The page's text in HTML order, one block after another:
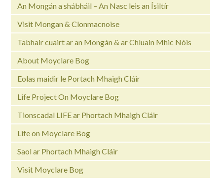
An Mongán a shábháil – An Nasc leis an Ísiltír
Visit Mongan & Clonmacnoise
Tabhair cuairt ar an Mongán & ar Chluain Mhic Nóis
About Moyclare Bog
Eolas maidir le Portach Mhaigh Cláir
Life Project On Moyclare Bog
Tionscadal LIFE ar Phortach Mhaigh Cláir
Life on Moyclare Bog
Saol ar Phortach Mhaigh Cláir
Visit Moyclare Bog